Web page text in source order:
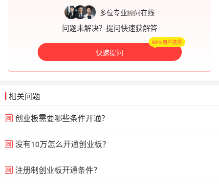
多位专业顾问在线
问题未解决？提问快速获解答
快速提问
99%用户选择
相关问题
创业板需要哪些条件开通？
没有10万怎么开通创业板？
注册制创业板开通条件？